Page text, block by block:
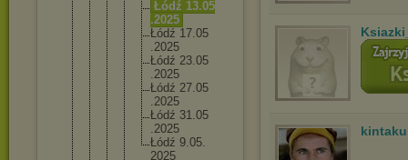
Łódź 13.05
.2025
Łódź 17.05
.2025
Łódź 23.05
.2025
Łódź 27.05
.2025
Łódź 31.05
.2025
Łódź 9.05.
2025